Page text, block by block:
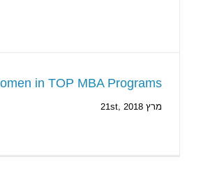
in TOP MBA Programs
מרץ 21st, 2018